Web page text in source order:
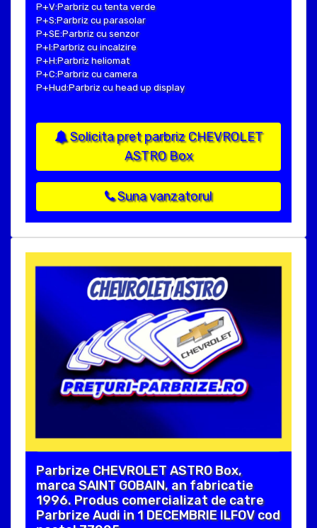
P+V:Parbriz cu tenta verde
P+S:Parbriz cu parasolar
P+SE:Parbriz cu senzor
P+I:Parbriz cu incalzire
P+H:Parbriz heliomat
P+C:Parbriz cu camera
P+Hud:Parbriz cu head up display
Solicita pret parbriz CHEVROLET
ASTRO Box
Suna vanzatorul
Parbrize CHEVROLET ASTRO Box,
marca SAINT GOBAIN, an fabricatie
1996. Produs comercializat de catre
Parbrize Audi in 1 DECEMBRIE ILFOV cod